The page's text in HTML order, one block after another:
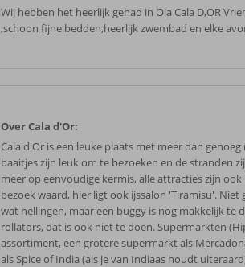
Wij hebben het heerlijk gehad in Ola Cala D,OR
,schoon fijne bedden,heerlijk zwembad en elke
Over Cala d'Or:
Cala d'Or is een leuke plaats met meer dan
baaitjes zijn leuk om te bezoeken en de stranden
meer op eenvoudige kermis, alle attracties zijn
bezoek waard, hier ligt ook ijssalon 'Tiramisu'. Niet
wat hellingen, maar een buggy is nog makkelijk te
rollators, dat is ook niet te doen. Supermarkten
assortiment, een grotere supermarkt als
als Spice of India (als je van Indiaas houdt